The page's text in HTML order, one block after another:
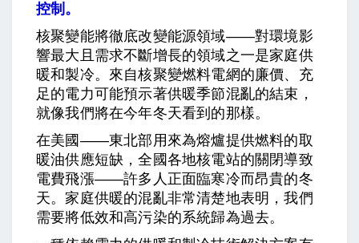
控制。
核聚變能將徹底改變能源領域——對環境影
響最大且需求不斷增長的領域之一是家庭供
暖和製冷。來自核聚變燃料電網的廉價、充
足的電力可能預示著供暖季節混亂的結束，
就像我們將在今年冬天看到的那樣。
在美國——東北部用來為熔爐提供燃料的取
暖油供應短缺，全國各地核電站的關閉導致
電費飛漲——許多人正面臨寒冷而昂貴的冬
天。家庭供暖的混亂非常清楚地表明，我們
需要將低效和高污染的系統歸為過去。